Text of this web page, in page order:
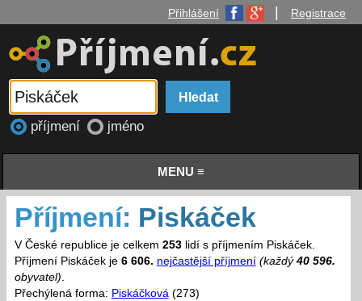
Přihlášení Registrace
příjmení jméno
MENU ≡
Příjmení: Piskáček
V České republice je celkem 253lidí s příjmením Piskáček.
Příjmení Piskáček je 6 606. nejčastější příjmení (každý 40 596.
obyvatel).
Přechýlená forma: Piskáčková(273)